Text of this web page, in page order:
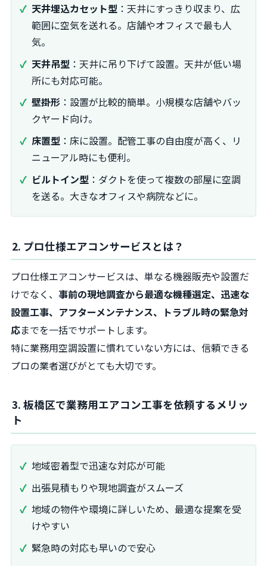
天井埋込カセット型 ：天井にすっきり収まり、広
範囲に空気を送れる。店舗やオフィスで最も人
気。
天井吊型 ：天井に吊り下げて設置。天井が低い場
所にも対応可能。
壁掛形 ：設置が比較的簡単。小規模な店舗やバッ
クヤード向け。
床置型 ：床に設置。配管工事の自由度が高く、リ
ニューアル時にも便利。
ビルトイン型 ：ダクトを使って複数の部屋に空調
を送る。大きなオフィスや病院などに。
2. プロ仕様エアコンサービスとは？
プロ仕様エアコンサービスは、単なる機器販売や設置だ
けでなく、 事前の現地調査から最適な機種選定、迅速な
設置工事、アフターメンテナンス、トラブル時の緊急対
応までを一括でサポートします。
特に業務用空調設置に慣れていない方には、信頼できる
プロの業者選びがとても大切です。
3. 板橋区で業務用エアコン工事を依頼するメリッ
ト
地域密着型で迅速な対応が可能
出張見積もりや現地調査がスムーズ
地域の物件や環境に詳しいため、最適な提案を受
けやすい
緊急時の対応も早いので安心